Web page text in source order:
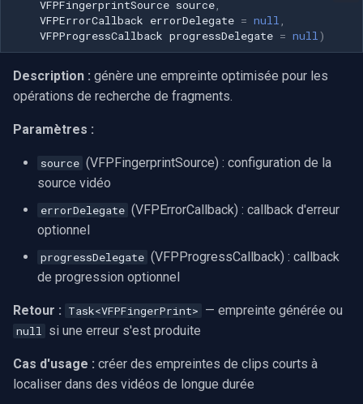
VFPFingerprintSource source
VFPErrorCallback errorDelegate = null
VFPProgressCallback progressDelegate = null )
Description : génère une empreinte optimisée pour les
opérations de recherche de fragments.
Paramètres :
source (VFPFingerprintSource) : configuration de la
source vidéo
errorDelegate (VFPErrorCallback) : callback d'erreur
optionnel
progressDelegate (VFPProgressCallback) : callback
de progression optionnel
Retour : Task<VFPFingerPrint> — empreinte générée ou
null si une erreur s'est produite
Cas d'usage : créer des empreintes de clips courts à
localiser dans des vidéos de longue durée